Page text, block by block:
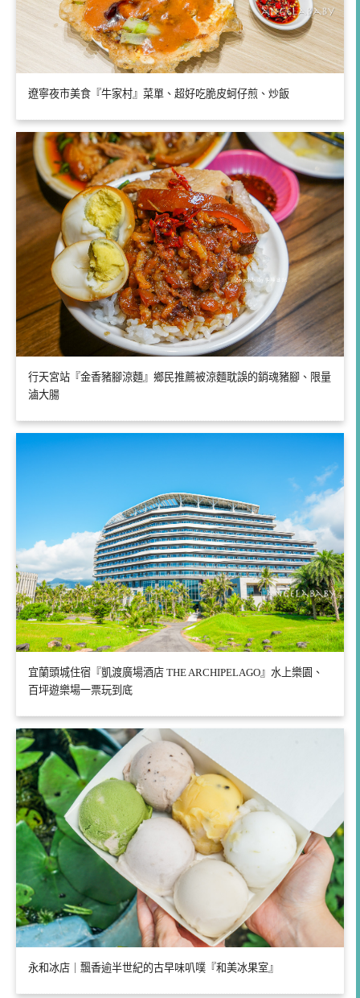
遼寧夜市美食『牛家村』菜單、超好吃脆皮蚵仔煎、炒飯
行天宮站『金香豬腳涼麵』鄉民推薦被涼麵耽誤的銷魂豬腳、限量
滷大腸
宜蘭頭城住宿『凱渡廣場酒店 THE ARCHIPELAGO』水上樂園、
百坪遊樂場一票玩到底
永和冰店｜飄香逾半世紀的古早味叭噗『和美冰果室』